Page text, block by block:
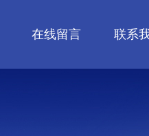
在线留言 联系